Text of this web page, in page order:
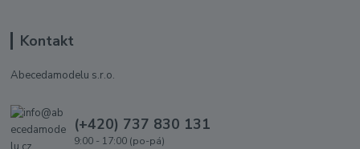
Kontakt
Abecedamodelu s.r.o.
(+420) 737 830 131
9:00 - 17:00 (po-pá)